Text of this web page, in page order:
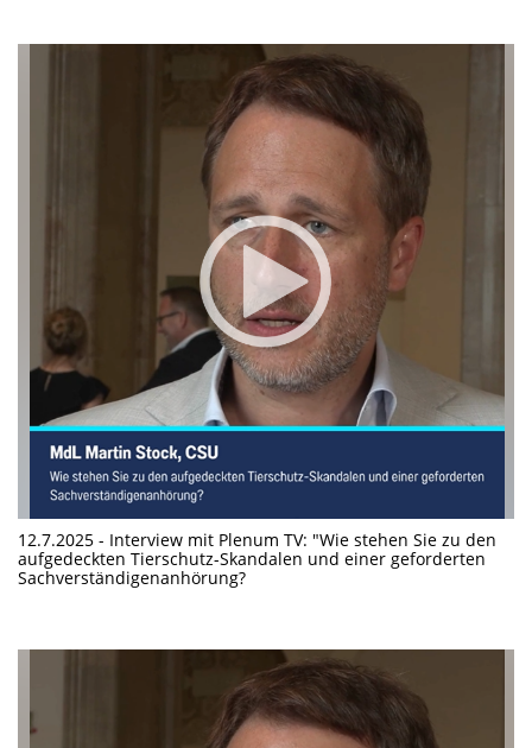
12.7.2025 - Interview mit Plenum TV: "Wie stehen Sie zu den
aufgedeckten Tierschutz-Skandalen und einer geforderten
Sachverständigenanhörung?